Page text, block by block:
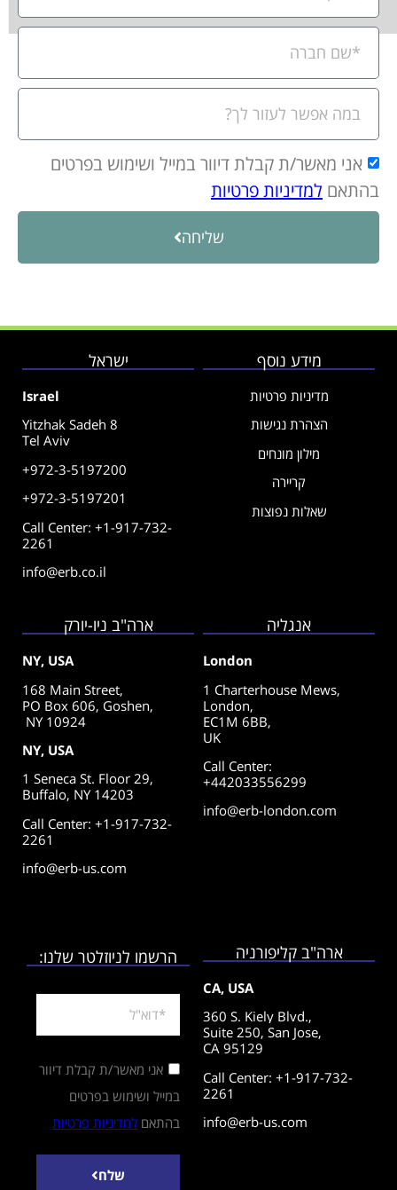
אני מאשר/ת קבלת דיוור במייל ושימוש בפרטים
בהתאם למדיניות פרטיות
שליחה
מידע נוסף
מדיניות פרטיות
הצהרת נגישות
מילון מונחים
קריירה
שאלות נפוצות
ישראל
Israel
Yitzhak Sadeh 8
Tel Aviv
+972-3-5197200
+972-3-5197201
Call Center: +1-917-732-
2261
info@erb.co.il
אנגליה
London
1 Charterhouse Mews,
London,
EC1M 6BB,
UK
Call Center:
+442033556299
info@erb-london.com
ארה"ב ניו-יורק
NY, USA
168 Main Street,
PO Box 606, Goshen,
NY 10924
NY, USA
1 Seneca St. Floor 29,
Buffalo, NY 14203
Call Center: +1-917-732-
2261
info@erb-us.com
ארה"ב קליפורניה
CA, USA
360 S. Kiely Blvd.,
Suite 250, San Jose,
CA 95129
Call Center: +1-917-732-
2261
info@erb-us.com
הרשמו לניוזלטר שלנו:
אני מאשר/ת קבלת דיוור
במייל ושימוש בפרטים
בהתאם למדיניות פרטיות
שלח